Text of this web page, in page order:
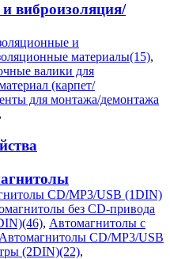
виброизоляция/
и
материалы(15),
валики для
(карпет/
для монтажа/демонтажа
,
CD/MP3/USB (1DIN)
без CD-привода
, Автомагнитолы с
Автомагнитолы CD/MP3/USB
(2DIN)(22),